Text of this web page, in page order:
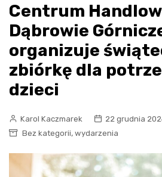
Centrum
Dąbrowie
organizuje
zbiórkę dla
dzieci
Karol Kaczmarek
22 grudnia
Bez kategorii, wydarzenia